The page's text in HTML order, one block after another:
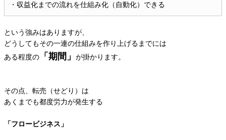
・収益化までの流れを仕組み化（自動化）できる
という強みはありますが、
どうしてもその一連の仕組みを作り上げるまでには
ある程度の
「期間」 が掛かります。
その点、転売（せどり）は
あくまでも都度労力が発生する
「フロービジネス」